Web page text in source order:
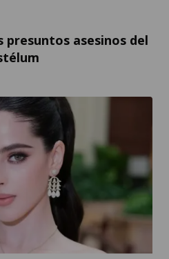
presuntos asesinos del